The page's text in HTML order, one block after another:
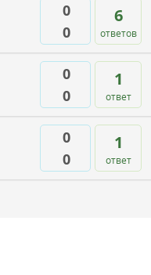
0
0
6
ответов
0
0
1
ответ
0
0
1
ответ